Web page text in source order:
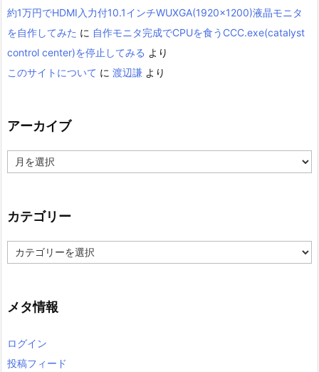
約1万円でHDMI入力付10.1インチWUXGA(1920×1200)液晶モニタ
を自作してみた に 自作モニタ完成でCPUを食うCCC.exe(catalyst
control center)を停止してみる より
このサイトについて に 渡辺謙 より
アーカイブ
ー
ブ
カテゴリー
テ
ー
メタ情報
ログイン
投稿フィード